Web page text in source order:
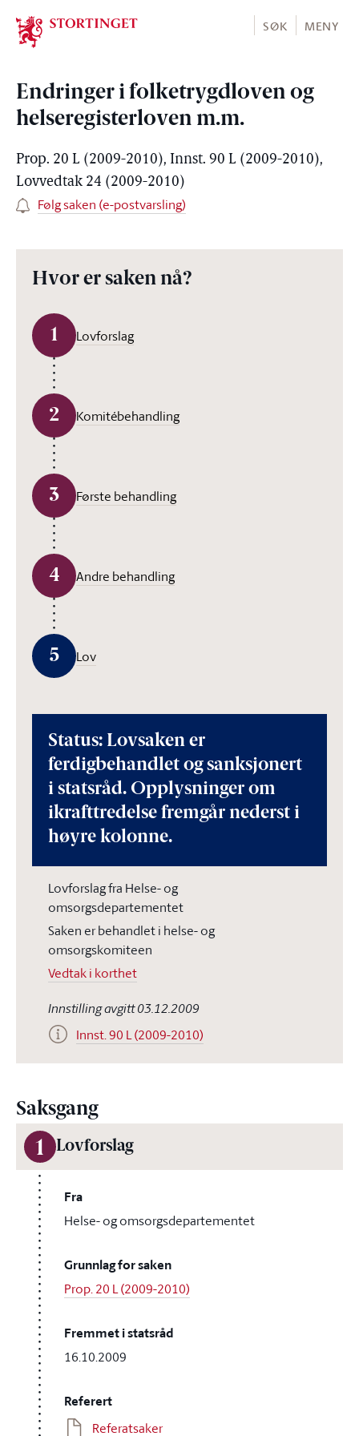
Stortinget.no
SØK MENY
Endringer i folketrygdloven og
helseregisterloven m.m.
Prop. 20 L (2009-2010), Innst. 90 L (2009-2010),
Lovvedtak 24 (2009-2010)
Følg saken (e-postvarsling)
Hvor er saken nå?
1 Lovforslag
2 Komitébehandling
3 Første behandling
4 Andre behandling
5 Lov
Status: Lovsaken er
ferdigbehandlet og sanksjonert
i statsråd. Opplysninger om
ikrafttredelse fremgår nederst i
høyre kolonne.
Lovforslag fra Helse- og
omsorgsdepartementet
Saken er behandlet i helse- og
omsorgskomiteen
Vedtak i korthet
Innstilling avgitt 03.12.2009
Innst. 90 L (2009-2010)
Saksgang
1 Lovforslag
Fra
Helse- og omsorgsdepartementet
Grunnlag for saken
Prop. 20 L (2009-2010)
Fremmet i statsråd
16.10.2009
Referert
Referatsaker